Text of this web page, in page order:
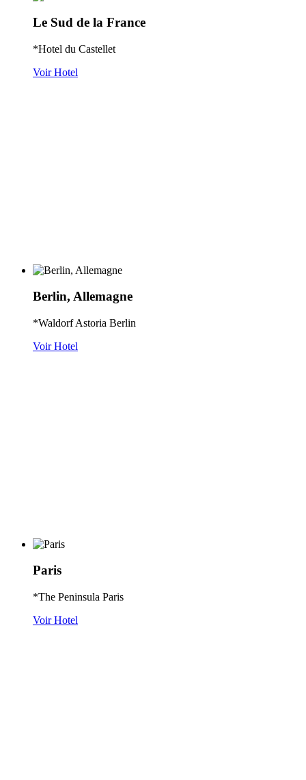
Le Sud de la France
*Hotel du Castellet
Voir Hotel
Berlin, Allemagne
*Waldorf Astoria Berlin
Voir Hotel
Paris
*The Peninsula Paris
Voir Hotel